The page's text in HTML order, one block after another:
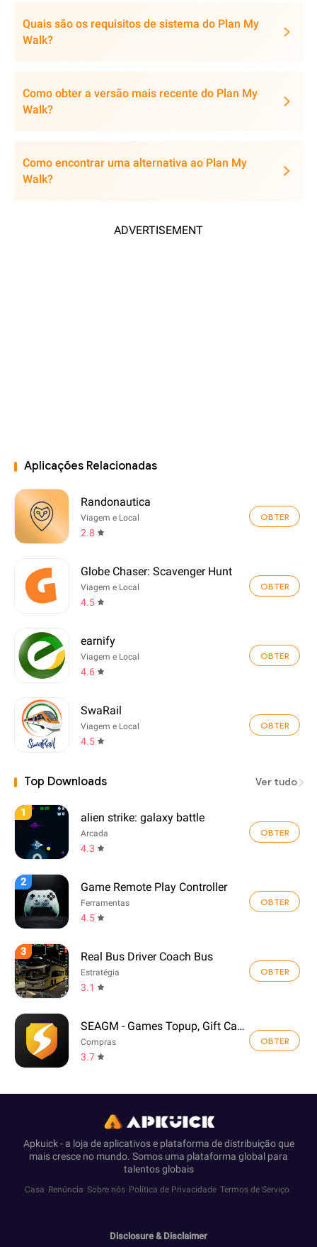
Quais são os requisitos de sistema do Plan My
Walk?
Como obter a versão mais recente do Plan My
Walk?
Como encontrar uma alternativa ao Plan My
Walk?
ADVERTISEMENT
Aplicações Relacionadas
Randonautica
Viagem e Local
2.8
OBTER
Globe Chaser: Scavenger Hunt
Viagem e Local
4.5
OBTER
earnify
Viagem e Local
4.6
OBTER
SwaRail
Viagem e Local
4.5
OBTER
Top Downloads Ver tudo
1 alien strike: galaxy battle
Arcada
4.3
OBTER
2 Game Remote Play Controller
Ferramentas
4.5
OBTER
3 Real Bus Driver Coach Bus
Estratégia
3.1
OBTER
SEAGM - Games Topup, Gift Card
Compras
3.7
OBTER
Apkuick - a loja de aplicativos e plataforma de distribuição que
mais cresce no mundo. Somos uma plataforma global para
talentos globais
Casa Renúncia Sobre nós Política de Privacidade Termos de Serviço
Disclosure & Disclaimer